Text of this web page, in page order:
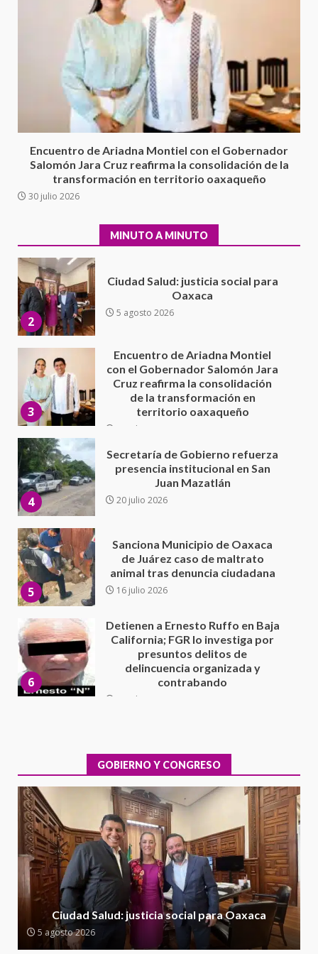
Encuentro de Ariadna Montiel con el Gobernador
Salomón Jara Cruz reafirma la consolidación de la
transformación en territorio oaxaqueño
30 julio 2026
MINUTO A MINUTO
Sin paso carretera Oaxaca-
Cuacnopalan
26 junio 2026
Exhorta Poder Legislativo al
IEEPO y al Iocied a realizar una
evaluación técnica y estructural
integral de las instalaciones de la
Moisés Sáenz Garza
5 agosto 2026
5 agosto 2026
3
con el Gobernador Salomón Jara
Cruz reafirma la consolidación
de la transformación en
4
Secretaría de Gobierno refuerza
presencia institucional en San
Juan Mazatlán
20 julio 2026
5
Sanciona Municipio de Oaxaca
de Juárez caso de maltrato
animal tras denuncia ciudadana
16 julio 2026
6
California; FGR lo investiga por
presuntos delitos de
delincuencia organizada y
contrabando
7
Sin paso carretera Oaxaca-
Cuacnopalan
26 junio 2026
1
integral de las instalaciones de la
Escuela Secundaria General
Moisés Sáenz Garza
5 agosto 2026
2
Ciudad Salud: justicia social para
Oaxaca
5 agosto 2026
Encuentro de Ariadna Montiel
con el Gobernador Salomón Jara
Cruz reafirma la consolidación
de la transformación en
GOBIERNO Y CONGRESO
Ciudad Salud: justicia social para Oaxaca
5 agosto 2026